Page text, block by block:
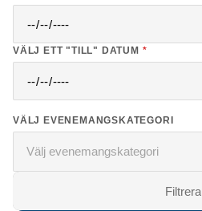
VÄLJ ETT "TILL" DATUM *
VÄLJ EVENEMANGSKATEGORI
Välj evenemangskategori
Filtrera